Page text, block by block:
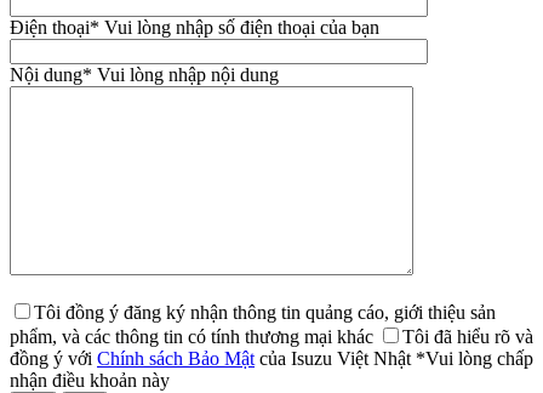
Điện thoại* Vui lòng nhập số điện thoại của bạn
Nội dung* Vui lòng nhập nội dung
Tôi đồng ý đăng ký nhận thông tin quảng cáo, giới thiệu sản
phẩm, và các thông tin có tính thương mại khác
Tôi đã hiểu rõ và
đồng ý với Chính sách Bảo Mật của Isuzu Việt Nhật *Vui lòng chấp
nhận điều khoản này